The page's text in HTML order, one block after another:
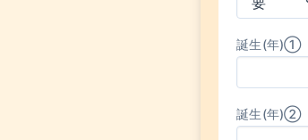
誕生(年)①
誕生(年)②